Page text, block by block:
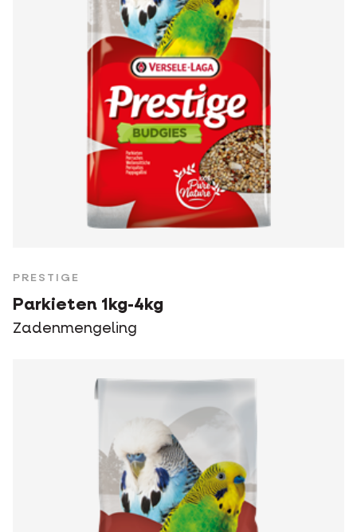
PRESTIGE
Parkieten 1kg-4kg
Zadenmengeling